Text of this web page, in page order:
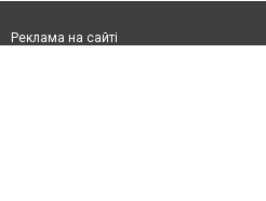
Реклама на сайті